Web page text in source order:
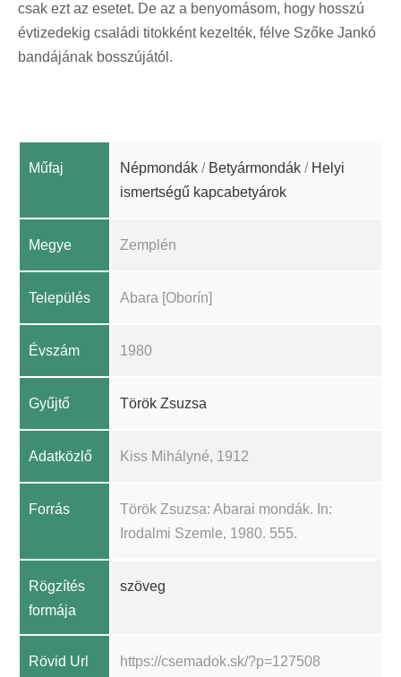
csak ezt az esetet. De az a benyomásom, hogy hosszú
évtizedekig családi titokként kezelték, félve Szőke Jankó
bandájának bosszújától.
Műfaj Népmondák / Betyármondák / Helyi
ismertségű kapcabetyárok
Megye Zemplén
Település Abara [Oborín]
Évszám 1980
Gyűjtő Török Zsuzsa
Adatközlő Kiss Mihályné, 1912
Forrás
Török Zsuzsa: Abarai mondák. In:
Irodalmi Szemle, 1980. 555.
Rögzítés
formája
szöveg
Rövid Url https://csemadok.sk/?p=127508